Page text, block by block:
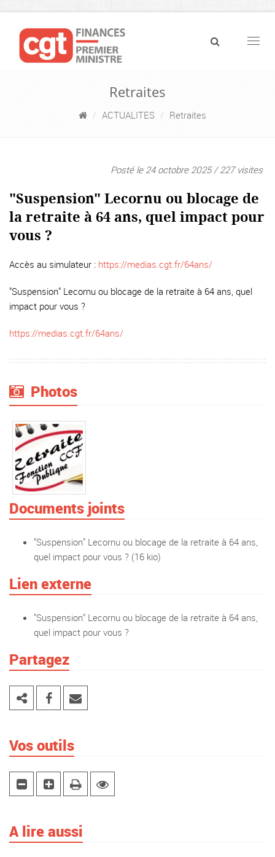
Retraites
ACTUALITES Retraites
Posté le 24 octobre 2025 / 227 visites
"Suspension" Lecornu ou blocage de
la retraite à 64 ans, quel impact pour
vous ?
Accès au simulateur : https://medias.cgt.fr/64ans/
"Suspension" Lecornu ou blocage de la retraite à 64 ans, quel
impact pour vous ?
https://medias.cgt.fr/64ans/
Photos
Documents joints
"Suspension" Lecornu ou blocage de la retraite à 64 ans,
quel impact pour vous ? (16 kio)
Lien externe
"Suspension" Lecornu ou blocage de la retraite à 64 ans,
quel impact pour vous ?
Partagez
Vos outils
A lire aussi